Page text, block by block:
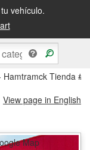
vehículo.
en la tienda
Hamtramck Tienda
View page in English